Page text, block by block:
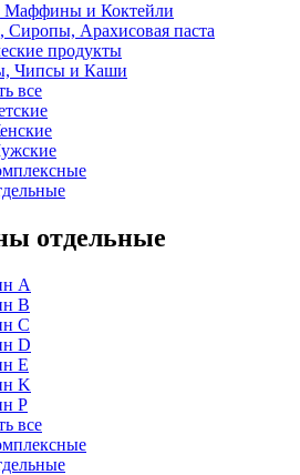
и Коктейли
Арахисовая паста
продукты
Чипсы и Каши
все
отдельные
A
B
C
D
E
K
P
все